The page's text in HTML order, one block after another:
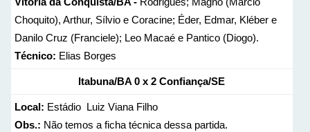
Choquito), Arthur, Sílvio e Coracine; Éder, Edmar, Kléber e
Danilo Cruz (Franciele); Leo Macaé e Pantico (Diogo).
Técnico: Elias Borges
Itabuna/BA0 x 2Confiança/SE
Local: Estádio Luiz Viana Filho
Obs.: Não temos a ficha técnica dessa partida.